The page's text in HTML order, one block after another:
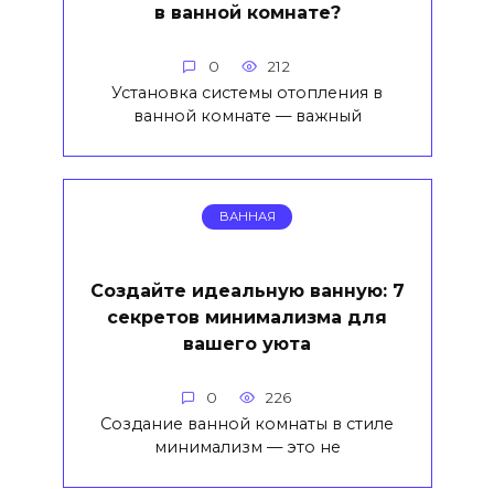
в ванной комнате?
0 212
Установка системы отопления в
ванной комнате — важный
ВАННАЯ
Создайте идеальную ванную: 7
секретов минимализма для
вашего уюта
0 226
Создание ванной комнаты в стиле
минимализм — это не